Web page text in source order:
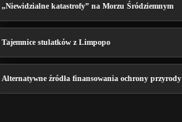
„Niewidzialne katastrofy” na Morzu Śródziemnym
Tajemnice stulatków z Limpopo
Alternatywne źródła finansowania ochrony przyrody